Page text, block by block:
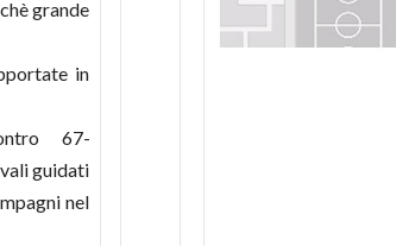
grande
in
67-
guidati
nel